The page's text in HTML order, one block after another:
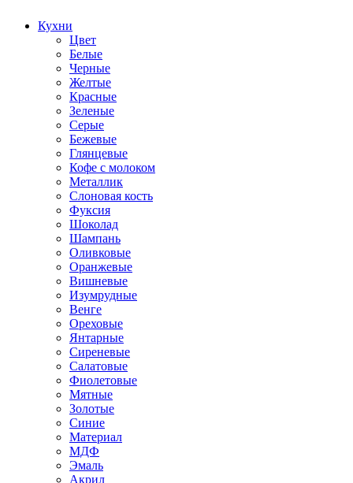
Кухни
Цвет
Белые
Черные
Желтые
Красные
Зеленые
Серые
Бежевые
Глянцевые
Кофе с молоком
Металлик
Слоновая кость
Фуксия
Шоколад
Шампань
Оливковые
Оранжевые
Вишневые
Изумрудные
Венге
Ореховые
Янтарные
Сиреневые
Салатовые
Фиолетовые
Мятные
Золотые
Синие
Материал
МДФ
Эмаль
Акрил